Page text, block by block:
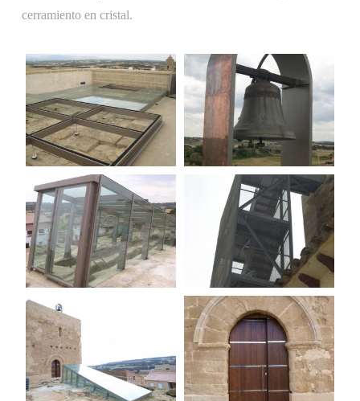
cerramiento en cristal.